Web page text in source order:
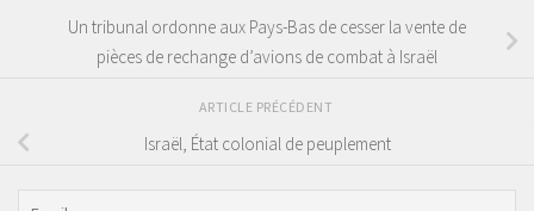
Un tribunal ordonne aux Pays-Bas de cesser la vente de
pièces de rechange d’avions de combat à Israël
ARTICLE PRÉCÉDENT
Israël, État colonial de peuplement